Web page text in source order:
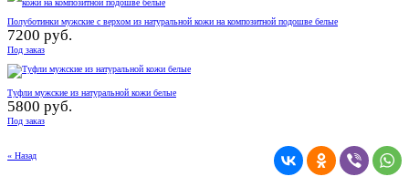
Полуботинки мужские с верхом из натуральной кожи на композитной подошве белые
7200 руб.
Под заказ
Туфли мужские из натуральной кожи белые
5800 руб.
Под заказ
« Назад